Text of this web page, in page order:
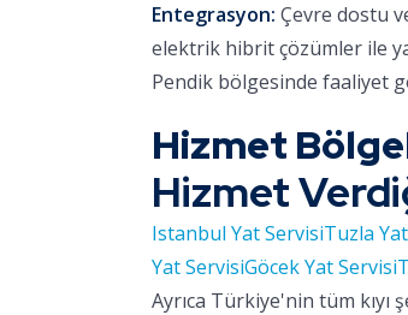
Entegrasyon: Çevre dostu
elektrik hibrit çözümler ile
Pendik bölgesinde faaliyet
Hizmet
Hizmet
Istanbul Yat ServisiTuzla
Yat ServisiGöcek Yat Servisi
Ayrıca Türkiye'nin tüm